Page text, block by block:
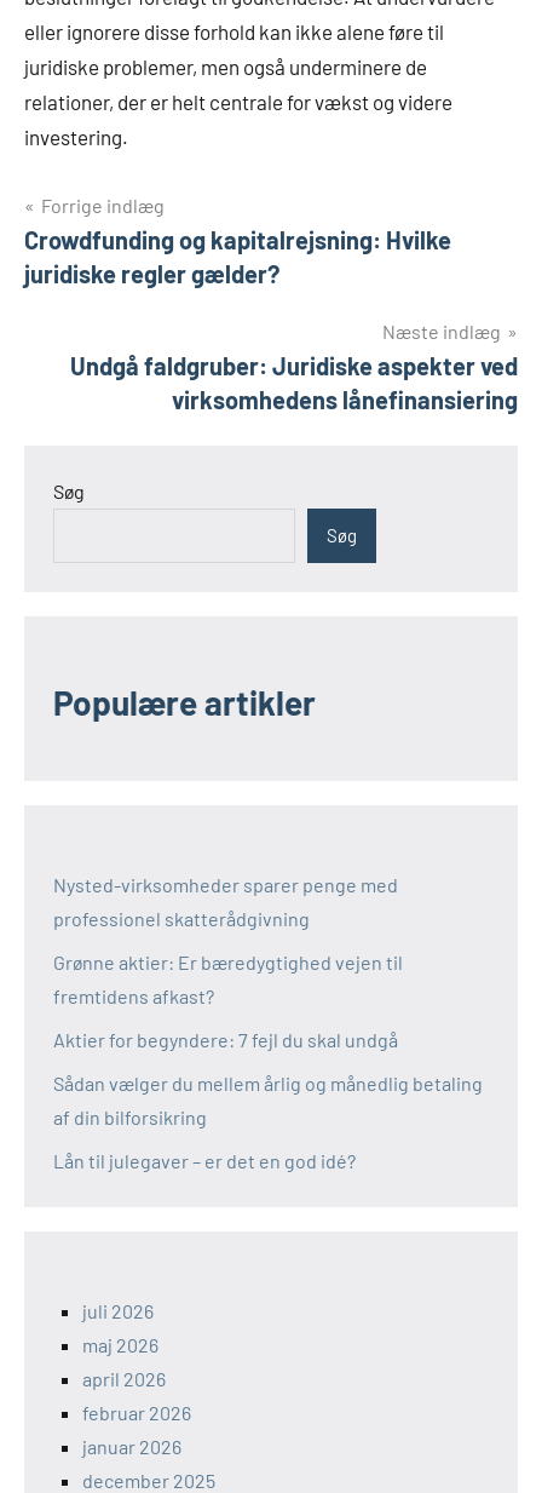
eller ignorere disse forhold kan ikke alene føre til
juridiske problemer, men også underminere de
relationer, der er helt centrale for vækst og videre
investering.
Indlægsnavigation
Forrige indlæg
Crowdfunding og kapitalrejsning: Hvilke
juridiske regler gælder?
Næste indlæg
Undgå faldgruber: Juridiske aspekter ved
virksomhedens lånefinansiering
Søg
Søg
Populære artikler
Nysted-virksomheder sparer penge med
professionel skatterådgivning
Grønne aktier: Er bæredygtighed vejen til
fremtidens afkast?
Aktier for begyndere: 7 fejl du skal undgå
Sådan vælger du mellem årlig og månedlig betaling
af din bilforsikring
Lån til julegaver – er det en god idé?
juli 2026
maj 2026
april 2026
februar 2026
januar 2026
december 2025